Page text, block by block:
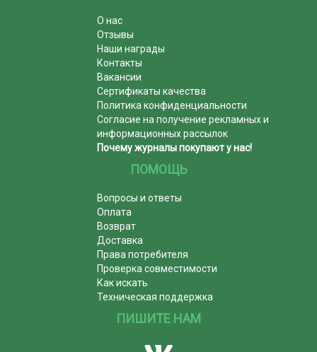
О нас
Отзывы
Наши награды
Контакты
Вакансии
Сертификаты качества
Политика конфиденциальности
Согласие на получение рекламных и
информационных рассылок
Почему журналы покупают у нас!
ПОМОЩЬ
Вопросы и ответы
Оплата
Возврат
Доставка
Права потребителя
Проверка совместимости
Как искать
Техническая поддержка
ПИШИТЕ НАМ